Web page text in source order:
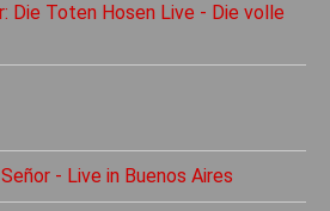
Die Toten Hosen Live - Die volle
- Live in Buenos Aires